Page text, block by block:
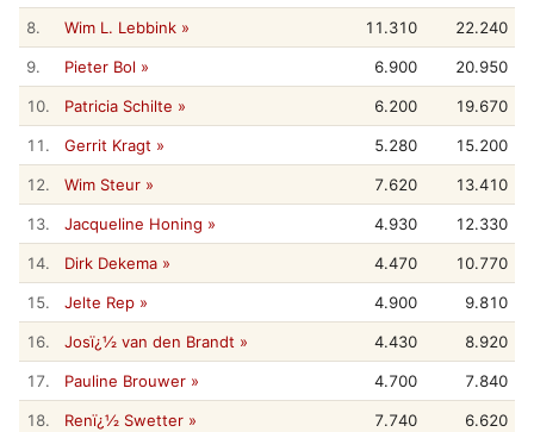
8. Wim L. Lebbink » 11.310 22.240
9. Pieter Bol » 6.900 20.950
10. Patricia Schilte » 6.200 19.670
11. Gerrit Kragt » 5.280 15.200
12. Wim Steur » 7.620 13.410
13. Jacqueline Honing » 4.930 12.330
14. Dirk Dekema » 4.470 10.770
15. Jelte Rep » 4.900 9.810
16. Josï¿½ van den Brandt » 4.430 8.920
17. Pauline Brouwer » 4.700 7.840
18. Renï¿½ Swetter » 7.740 6.620